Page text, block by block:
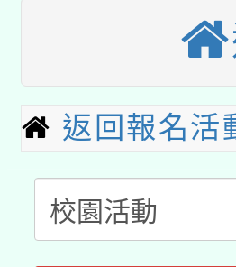
用水績優
動」
桃園市孔
2026年桃
本校115
招甄選結
適應運動
本館辦理
暨閱讀推動
科技賦能─
礎課程
A3數位素
返回報名活